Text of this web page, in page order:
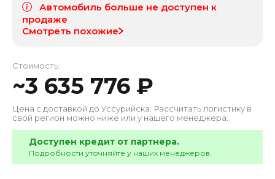
Автомобиль больше не доступен к
продаже
Смотреть похожие
Стоимость:
~3 635 776 ₽
Цена с доставкой до Уссурийска . Рассчитать логистику в
свой регион можно ниже или у нашего менеджера.
Доступен кредит от партнера.
Подробности уточняйте у наших менеджеров.